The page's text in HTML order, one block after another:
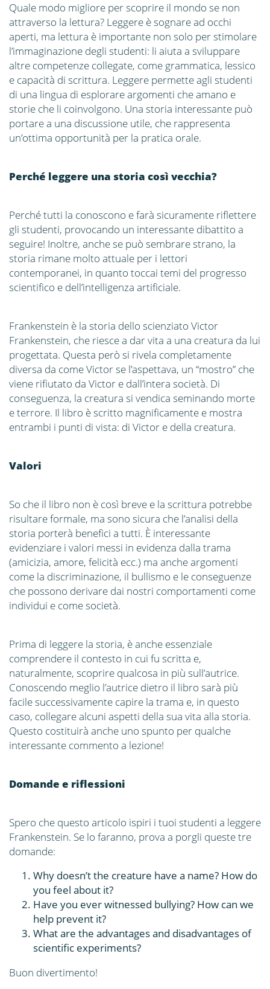
Quale modo migliore per scoprire il mondo se non
attraverso la lettura? Leggere è sognare ad occhi
aperti, ma lettura è importante non solo per stimolare
l’immaginazione degli studenti: li aiuta a sviluppare
altre competenze collegate, come grammatica, lessico
e capacità di scrittura. Leggere permette agli studenti
di una lingua di esplorare argomenti che amano e
storie che li coinvolgono. Una storia interessante può
portare a una discussione utile, che rappresenta
un’ottima opportunità per la pratica orale.
Perché leggere una storia così vecchia?
Perché tutti la conoscono e farà sicuramente riflettere
gli studenti, provocando un interessante dibattito a
seguire! Inoltre, anche se può sembrare strano, la
storia rimane molto attuale per i lettori
contemporanei, in quanto toccai temi del progresso
scientifico e dell’intelligenza artificiale.
Frankenstein è la storia dello scienziato Victor
Frankenstein, che riesce a dar vita a una creatura da lui
progettata. Questa però si rivela completamente
diversa da come Victor se l’aspettava, un “mostro” che
viene rifiutato da Victor e dall’intera società. Di
conseguenza, la creatura si vendica seminando morte
e terrore. Il libro è scritto magnificamente e mostra
entrambi i punti di vista: di Victor e della creatura.
Valori
So che il libro non è così breve e la scrittura potrebbe
risultare formale, ma sono sicura che l’analisi della
storia porterà benefici a tutti. È interessante
evidenziare i valori messi in evidenza dalla trama
(amicizia, amore, felicità ecc.) ma anche argomenti
come la discriminazione, il bullismo e le conseguenze
che possono derivare dai nostri comportamenti come
individui e come società.
Prima di leggere la storia, è anche essenziale
comprendere il contesto in cui fu scritta e,
naturalmente, scoprire qualcosa in più sull’autrice.
Conoscendo meglio l’autrice dietro il libro sarà più
facile successivamente capire la trama e, in questo
caso, collegare alcuni aspetti della sua vita alla storia.
Questo costituirà anche uno spunto per qualche
interessante commento a lezione!
Domande e riflessioni
Spero che questo articolo ispiri i tuoi studenti a leggere
Frankenstein. Se lo faranno, prova a porgli queste tre
domande:
Why doesn’t the creature have a name? How do
you feel about it?
Have you ever witnessed bullying? How can we
help prevent it?
What are the advantages and disadvantages of
scientific experiments?
Buon divertimento!